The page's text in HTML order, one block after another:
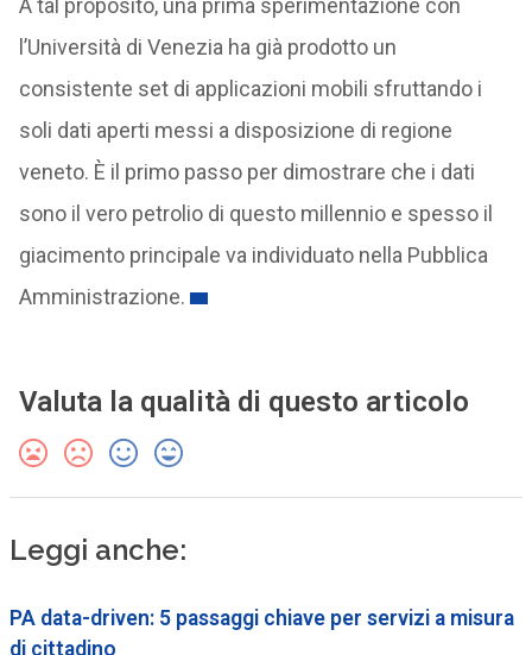
A tal proposito, una prima sperimentazione con
l’Università di Venezia ha già prodotto un
consistente set di applicazioni mobili sfruttando i
soli dati aperti messi a disposizione di regione
veneto. È il primo passo per dimostrare che i dati
sono il vero petrolio di questo millennio e spesso il
giacimento principale va individuato nella Pubblica
Amministrazione.
Valuta la qualità di questo articolo
Leggi anche:
PA data-driven: 5 passaggi chiave per servizi a misura
di cittadino